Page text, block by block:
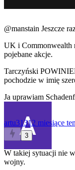
@manstain Jeszcze
UK i Commonwealth
pojebane akcje.
Tarczyński
pochodzie w imię
Ja uprawiam
artu31312 miesiące
3
W takiej sytuacji nie
wojny.